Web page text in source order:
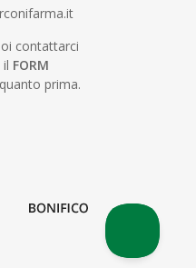
contattarci
FORM
prima.